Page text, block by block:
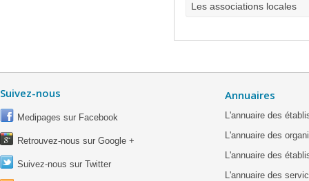
Les associations locales
Suivez-nous
Medipages sur Facebook
Retrouvez-nous sur Google +
Suivez-nous sur Twitter
Annuaires
L'annuaire des
L'annuaire des
L'annuaire des
L'annuaire des